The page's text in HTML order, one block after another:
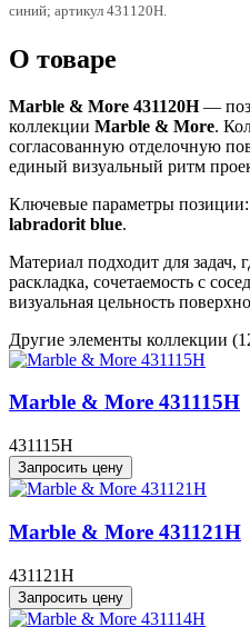
синий; артикул 431120H.
О товаре
Marble & More 431120H—
коллекции Marble & More.
согласованную отделочную
единый визуальный ритм
Ключевые параметры
labradorit blue.
Материал подходит для задач,
раскладка, сочетаемость с
визуальная цельность
Другие элементы коллекции
Marble & More 431115H
431115H
Запросить цену
Marble & More 431121H
431121H
Запросить цену